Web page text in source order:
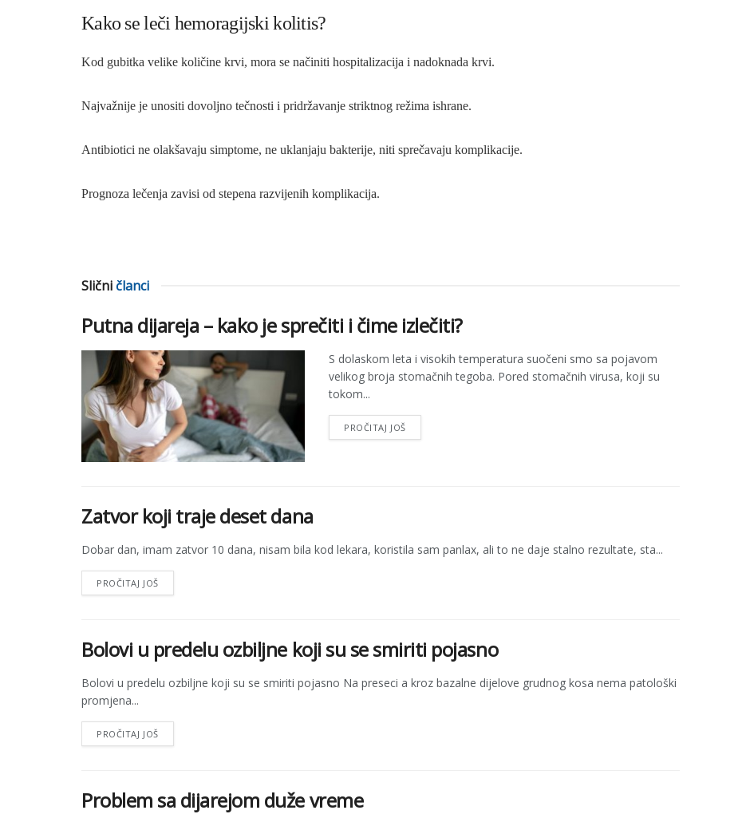
Kako se leči hemoragijski kolitis?
Kod gubitka velike količine krvi, mora se načiniti hospitalizacija i nadoknada krvi.
Najvažnije je unositi dovoljno tečnosti i pridržavanje striktnog režima ishrane.
Antibiotici ne olakšavaju simptome, ne uklanjaju bakterije, niti sprečavaju komplikacije.
Prognoza lečenja zavisi od stepena razvijenih komplikacija.
Slični članci
Putna dijareja – kako je sprečiti i čime izlečiti?
S dolaskom leta i visokih temperatura suočeni smo sa pojavom
velikog broja stomačnih tegoba. Pored stomačnih virusa, koji su
tokom...
PROČITAJ JOŠ
Zatvor koji traje deset dana
Dobar dan, imam zatvor 10 dana, nisam bila kod lekara, koristila sam panlax, ali to ne daje stalno rezultate, sta...
PROČITAJ JOŠ
Bolovi u predelu ozbiljne koji su se smiriti pojasno
Bolovi u predelu ozbiljne koji su se smiriti pojasno Na preseci a kroz bazalne dijelove grudnog kosa nema patološki
promjena...
PROČITAJ JOŠ
Problem sa dijarejom duže vreme